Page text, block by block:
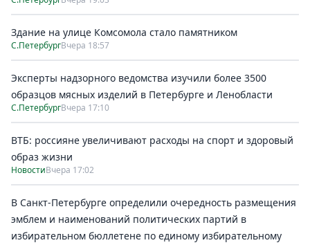
Здание на улице Комсомола стало памятником
С.ПетербургВчера 18:57
Эксперты надзорного ведомства изучили более 3500
образцов мясных изделий в Петербурге и Ленобласти
С.ПетербургВчера 17:10
ВТБ: россияне увеличивают расходы на спорт и здоровый
образ жизни
НовостиВчера 17:02
В Санкт-Петербурге определили очередность размещения
эмблем и наименований политических партий в
избирательном бюллетене по единому избирательному